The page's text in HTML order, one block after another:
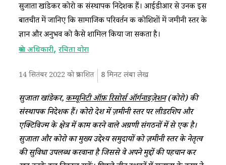
सुजाता खांडेकर कोरो की संस्थापक निदेशक हैं। आईडीआर से उनकी इस
बातचीत में जानिए कि सामाजिक परिवर्तन की कोशिशों में जमीनी स्तर के
ज्ञान और अनुभव को कैसे शामिल किया जा सकता है।
श्रेया अधिकारी,रचिता वोरा
14 सितंबर 2022 को प्रकाशित 8मिनट लंबा लेख
सुजाता खांडेकर,कम्यूनिटी ऑफ़ रिसोर्स ऑर्गनाइज़ेशन(कोरो) की
संस्थापक निदेशक हैं। कोरो देश में ज़मीनी स्तर पर लीडरशिप और
एक्टिविज्म के क्षेत्र में काम करने वाले अग्रणी संगठनों में से एक है।
सुजाता और कोरो का मुख्य उद्देश्य समुदायों को ज़मीनी स्तर के नेतृत्व
की सुविधा उपलब्ध करवाना है जिससे वे अपने मुद्दों की पहचान कर